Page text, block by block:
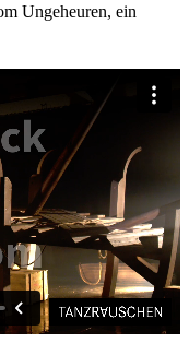
Ungeheuren, ein